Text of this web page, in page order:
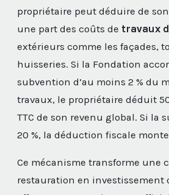
propriétaire peut déduire de
une part des coûts de travaux
extérieurs comme les façades,
huisseries. Si la Fondation
subvention d’au moins 2 % du
travaux, le propriétaire déduit
TTC de son revenu global. Si la
20 %, la déduction fiscale monte
Ce mécanisme transforme une
restauration en investissement